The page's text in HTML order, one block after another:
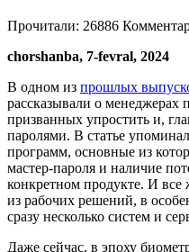
Прочитали: 26886
chorshanba, 7-fevral, 2024
В одном из прошлых
рассказывали о менеджерах
призванных упростить и,
паролями. В статье
программ, основные из
мастер-пароля и наличие
конкретном продукте. И
из рабочих решений, в
сразу несколько систем и
Даже сейчас, в эпоху